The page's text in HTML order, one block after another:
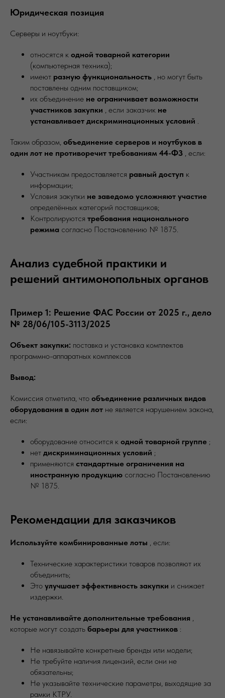
Юридическая позиция
Серверы и ноутбуки:
относятся к одной товарной категории
(компьютерная техника);
имеют разную функциональность , но могут быть
поставлены одним поставщиком;
их объединение не ограничивает возможности
участников закупки , если заказчик не
устанавливает дискриминационных условий .
Таким образом, объединение серверов и ноутбуков в
один лот не противоречит требованиям 44-ФЗ , если:
Участникам предоставляется равный доступ к
информации;
Условия закупки не заведомо усложняют участие
определённых категорий поставщиков;
Контролируются требования национального
режима согласно Постановлению № 1875.
Анализ судебной практики и
решений антимонопольных органов
Пример 1: Решение ФАС России от 2025 г., дело
№ 28/06/105-3113/2025
Объект закупки: поставка и установка комплектов
программно-аппаратных комплексов
Вывод:
Комиссия отметила, что объединение различных видов
оборудования в один лот не является нарушением закона,
если:
оборудование относится к одной товарной группе ;
нет дискриминационных условий ;
применяются стандартные ограничения на
иностранную продукцию согласно Постановлению
№ 1875.
Рекомендации для заказчиков
Используйте комбинированные лоты , если:
Технические характеристики товаров позволяют их
объединить;
Это улучшает эффективность закупки и снижает
издержки.
Не устанавливайте дополнительные требования ,
которые могут создать барьеры для участников :
Не навязывайте конкретные бренды или модели;
Не требуйте наличия лицензий, если они не
обязательны;
Не указывайте технические параметры, выходящие за
рамки КТРУ.